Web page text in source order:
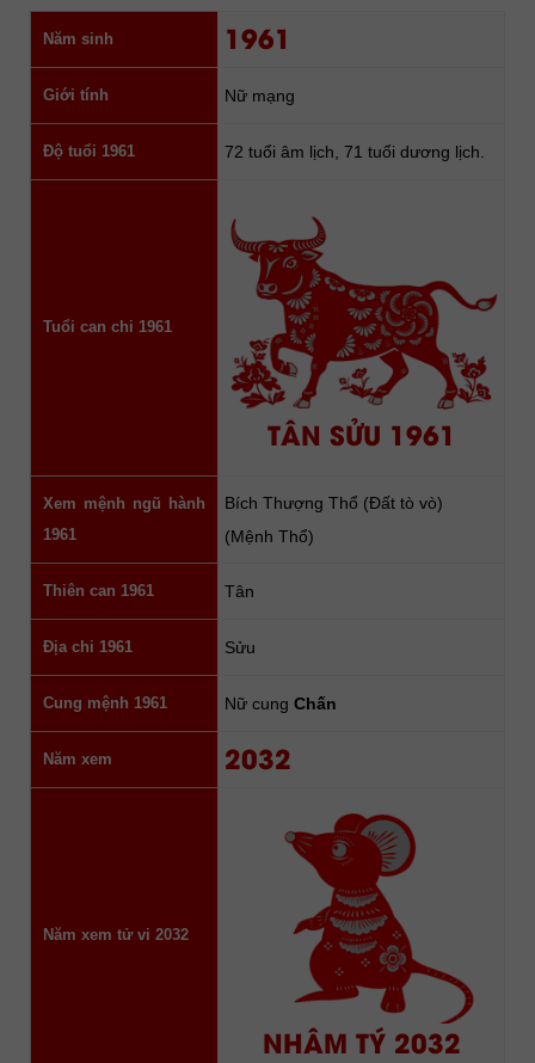
Năm sinh 1961
Giới tính Nữ mạng
Độ tuổi 1961 72 tuổi âm lịch, 71 tuổi dương lịch.
Tuổi can chi 1961
TÂN SỬU 1961
Xem mệnh ngũ hành
1961
Bích Thượng Thổ (Đất tò vò)
(Mệnh Thổ)
Thiên can 1961 Tân
Địa chi 1961 Sửu
Cung mệnh 1961 Nữ cung Chấn
Năm xem 2032
Năm xem tử vi 2032
NHÂM TÝ 2032